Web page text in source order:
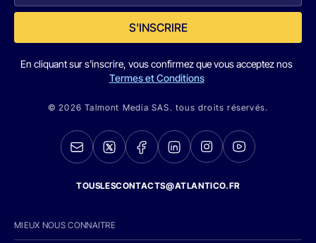
S'INSCRIRE
En cliquant sur s'inscrire, vous confirmez que vous acceptez nos
Termes et Conditions
© 2026 Talmont Media SAS. tous droits réservés.
TOUSLESCONTACTS@ATLANTICO.FR
MIEUX NOUS CONNAITRE